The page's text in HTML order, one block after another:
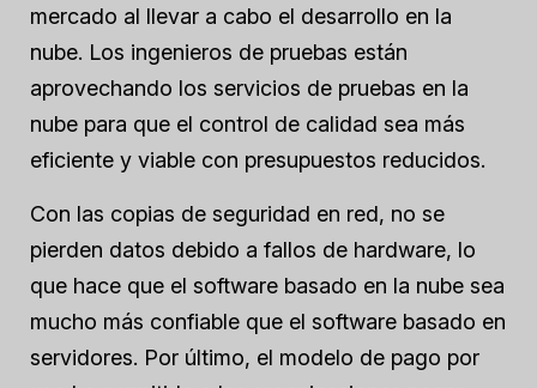
mercado al llevar a cabo el desarrollo en la
nube. Los ingenieros de pruebas están
aprovechando los servicios de pruebas en la
nube para que el control de calidad sea más
eficiente y viable con presupuestos reducidos.
Con las copias de seguridad en red, no se
pierden datos debido a fallos de hardware, lo
que hace que el software basado en la nube sea
mucho más confiable que el software basado en
servidores. Por último, el modelo de pago por